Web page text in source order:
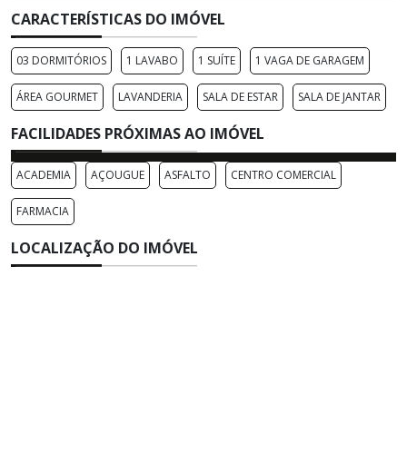
CARACTERÍSTICAS DO IMÓVEL
03 DORMITÓRIOS 1 LAVABO 1 SUÍTE 1 VAGA DE GARAGEM
ÁREA GOURMET LAVANDERIA SALA DE ESTAR SALA DE JANTAR
FACILIDADES PRÓXIMAS AO IMÓVEL
ACADEMIA AÇOUGUE ASFALTO CENTRO COMERCIAL
FARMACIA
LOCALIZAÇÃO DO IMÓVEL